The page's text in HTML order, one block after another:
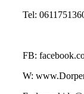
Tel:
FB:
W: